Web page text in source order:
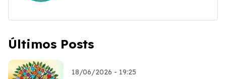
Últimos Posts
18/06/2026 - 19:25